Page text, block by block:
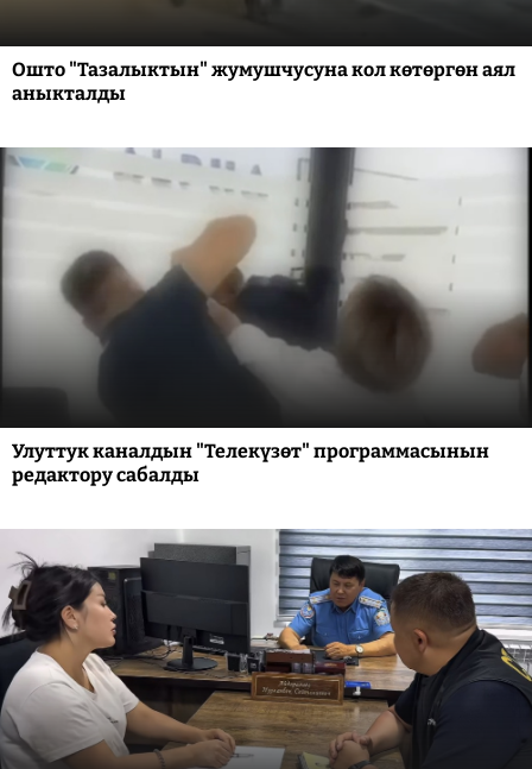
Ошто "Тазалыктын" жумушчусуна кол көтөргөн аял
аныкталды
Улуттук каналдын "Телекүзөт" программасынын
редактору сабалды